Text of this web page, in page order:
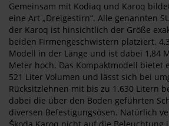
Gemeinsam mit Kodiaq und Karoq
eine Art „Dreigestirn“. Alle genannten
der Karoq ist hinsichtlich der Größe
beiden Firmengeschwistern platziert.
Modell in der Länge und ist dabei 1,84
Meter hoch. Das Kompaktmodell bietet
521 Liter Volumen und lässt sich bei
Rücksitzlehnen mit bis zu 1.630 Litern
dabei die über den Boden geführten
diversen Befestigungsösen. Natürlich